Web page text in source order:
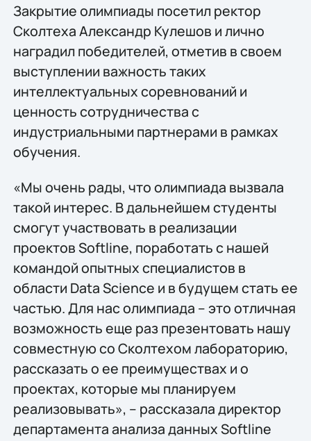
Закрытие олимпиады посетил ректор
Сколтеха Александр Кулешов и лично
наградил победителей, отметив в своем
выступлении важность таких
интеллектуальных соревнований и
ценность сотрудничества с
индустриальными партнерами в рамках
обучения.
«Мы очень рады, что олимпиада вызвала
такой интерес. В дальнейшем студенты
смогут участвовать в реализации
проектов Softline, поработать с нашей
командой опытных специалистов в
области Data Science и в будущем стать ее
частью. Для нас олимпиада – это отличная
возможность еще раз презентовать нашу
совместную со Сколтехом лабораторию,
рассказать о ее преимуществах и о
проектах, которые мы планируем
реализовывать», – рассказала директор
департамента анализа данных Softline